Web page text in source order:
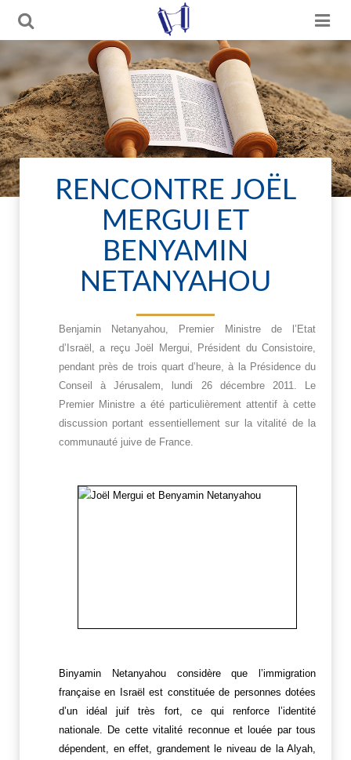
RENCONTRE JOËL
MERGUI ET
BENYAMIN
NETANYAHOU
Benjamin Netanyahou, Premier Ministre de l’Etat
d’Israël, a reçu Joël Mergui, Président du Consistoire,
pendant près de trois quart d’heure, à la Présidence du
Conseil à Jérusalem, lundi 26 décembre 2011. Le
Premier Ministre a été particulièrement attentif à cette
discussion portant essentiellement sur la vitalité de la
communauté juive de France.
Binyamin Netanyahou considère que l’immigration
française en Israël est constituée de personnes dotées
d’un idéal juif très fort, ce qui renforce l’identité
nationale. De cette vitalité reconnue et louée par tous
dépendent, en effet, grandement le niveau de la Alyah,